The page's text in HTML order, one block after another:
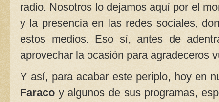
radio. Nosotros lo dejamos aquí por el
y la presencia en las redes sociales,
estos medios. Eso sí, antes de
aprovechar la ocasión para agradeceros
Y así, para acabar este periplo, hoyen
Faraco y algunos de sus programas,